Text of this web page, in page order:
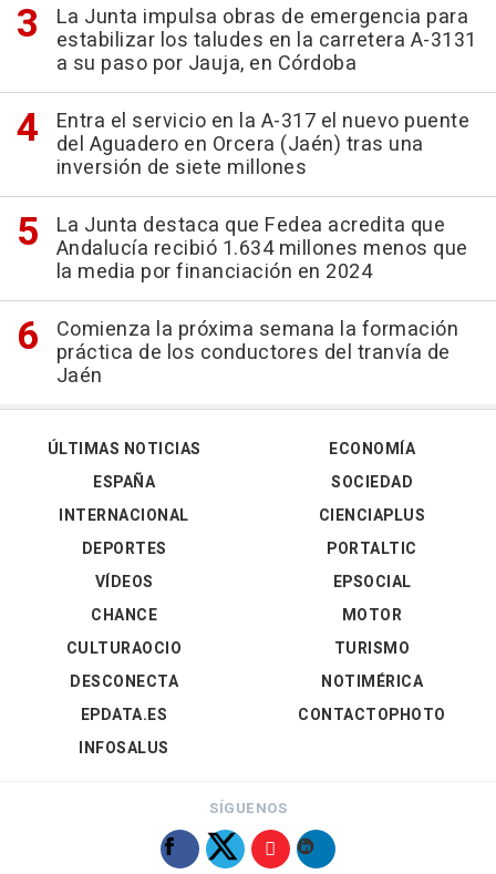
La Junta impulsa obras de emergencia para
estabilizar los taludes en la carretera A-3131
a su paso por Jauja, en Córdoba
Entra el servicio en la A-317 el nuevo puente
del Aguadero en Orcera (Jaén) tras una
inversión de siete millones
La Junta destaca que Fedea acredita que
Andalucía recibió 1.634 millones menos que
la media por financiación en 2024
Comienza la próxima semana la formación
práctica de los conductores del tranvía de
Jaén
ÚLTIMAS NOTICIAS
ESPAÑA
INTERNACIONAL
DEPORTES
VÍDEOS
ECONOMÍA
SOCIEDAD
CIENCIAPLUS
PORTALTIC
EPSOCIAL
CHANCE
CULTURAOCIO
DESCONECTA
EPDATA.ES
INFOSALUS
MOTOR
TURISMO
NOTIMÉRICA
CONTACTOPHOTO
SÍGUENOS